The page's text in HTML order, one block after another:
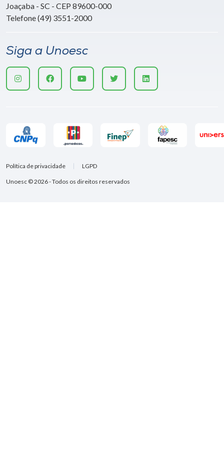
Joaçaba - SC - CEP 89600-000
Telefone (49) 3551-2000
Siga a Unoesc
Unoesc © 2026 - Todos os direitos reservados
Política de privacidade LGPD